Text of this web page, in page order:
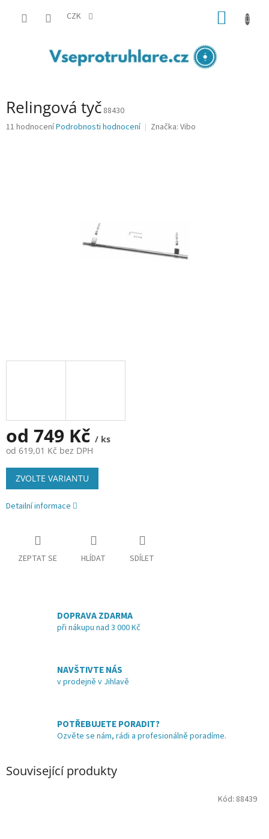
CZK
Relingová tyč 88430
Průměrné
11 hodnoceníPodrobnosti hodnocení Značka: Vibo
od 749 Kč / ks
od 619,01 Kč bez DPH
Měrná
cena:
ZVOLTE VARIANTU
Detailní informace
ZEPTAT SE HLÍDAT SDÍLET
DOPRAVA ZDARMA
při nákupu nad 3 000 Kč
NAVŠTIVTE NÁS
v prodejně v Jihlavě
POTŘEBUJETE PORADIT?
Ozvěte se nám, rádi a profesionálně poradíme.
Související produkty
Kód: 88439